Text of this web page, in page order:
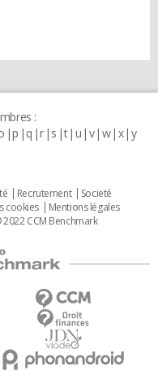
:
p q r s t u v w x y
Recrutement
Societé
cookies
Mentions légales
2022 CCM Benchmark